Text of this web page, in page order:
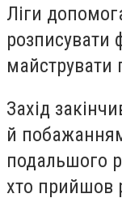
Ліги
розписувати
майструвати
Захід
й
подальшого
хто прийшов